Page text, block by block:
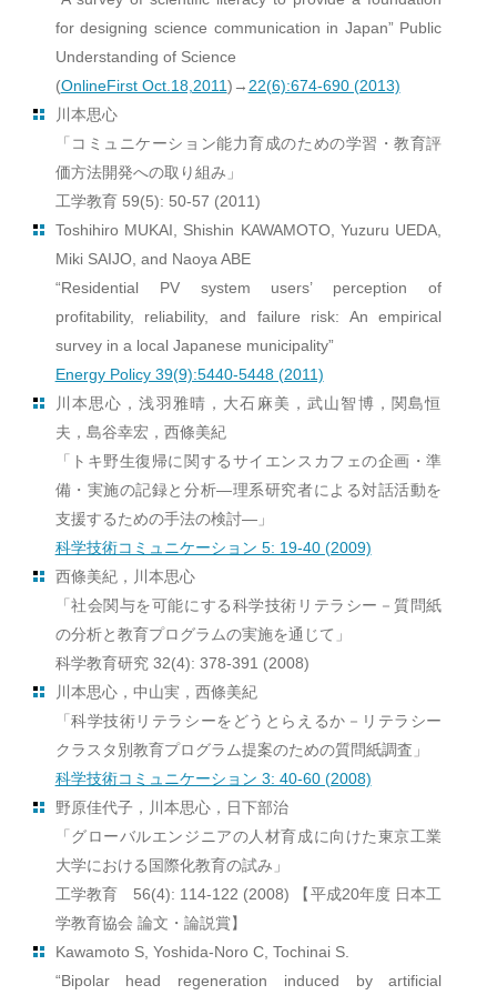
for designing science communication in Japan” Public
Understanding of Science
(OnlineFirst Oct.18,2011)→ 22(6):674-690 (2013)
川本思心
「コミュニケーション能力育成のための学習・教育評
価方法開発への取り組み」
工学教育 59(5): 50-57 (2011)
Toshihiro MUKAI, Shishin KAWAMOTO, Yuzuru UEDA,
Miki SAIJO, and Naoya ABE
“Residential PV system users’ perception of
profitability, reliability, and failure risk: An empirical
survey in a local Japanese municipality”
Energy Policy 39(9):5440-5448 (2011)
川本思心，浅羽雅晴，大石麻美，武山智博，関島恒
夫，島谷幸宏，西條美紀
「トキ野生復帰に関するサイエンスカフェの企画・準
備・実施の記録と分析―理系研究者による対話活動を
支援するための手法の検討―」
科学技術コミュニケーション 5: 19-40 (2009)
西條美紀，川本思心
「社会関与を可能にする科学技術リテラシー－質問紙
の分析と教育プログラムの実施を通じて」
科学教育研究 32(4): 378-391 (2008)
川本思心，中山実，西條美紀
「科学技術リテラシーをどうとらえるか－リテラシー
クラスタ別教育プログラム提案のための質問紙調査」
科学技術コミュニケーション 3: 40-60 (2008)
野原佳代子，川本思心，日下部治
「グローバルエンジニアの人材育成に向けた東京工業
大学における国際化教育の試み」
工学教育 56(4): 114-122 (2008) 【平成20年度 日本工
学教育協会 論文・論説賞】
Kawamoto S, Yoshida-Noro C, Tochinai S.
“Bipolar head regeneration induced by artificial